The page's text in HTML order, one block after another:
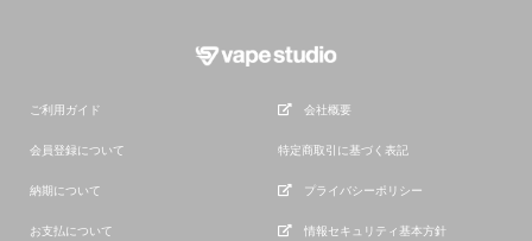
ご利用ガイド
会員登録について
納期について
お支払について
会社概要
特定商取引に基づく表記
プライバシーポリシー
情報セキュリティ基本方針